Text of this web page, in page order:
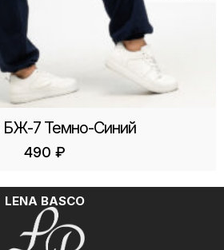
БЖ-7 Темно-Синий
490 ₽
LENA BASCO